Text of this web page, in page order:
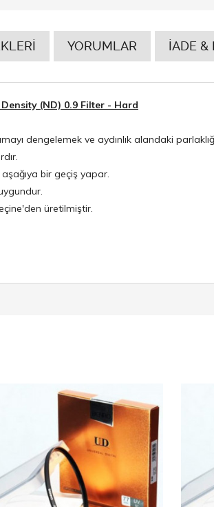
YORUMLAR İADE &
(ND) 0.9 Filter - Hard
dengelemek ve aydınlık alandaki
bir geçiş yapar.
üretilmiştir.